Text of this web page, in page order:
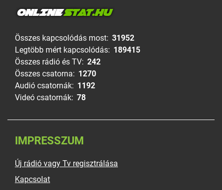
ONLINESTAT.HU
Összes kapcsolódás most: 31952
Legtöbb mért kapcsolódás: 189415
Összes rádió és TV: 242
Összes csatorna: 1270
Audió csatornák: 1192
Videó csatornák: 78
IMPRESSZUM
Új rádió vagy Tv regisztrálása
Kapcsolat